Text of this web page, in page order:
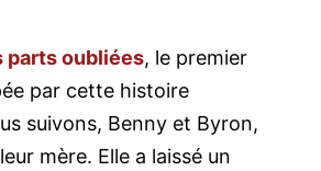
parts oubliées, le premier
par cette histoire
suivons, Benny et Byron,
mère. Elle a laissé un